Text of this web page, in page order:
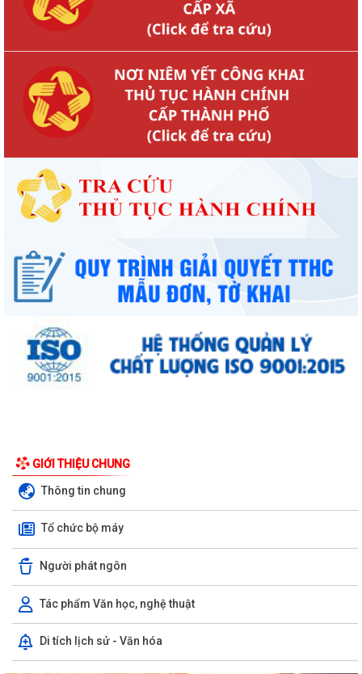
GIỚI THIỆU CHUNG
Thông tin chung
Tổ chức bộ máy
Người phát ngôn
Tác phẩm Văn học, nghệ thuật
Di tích lịch sử - Văn hóa